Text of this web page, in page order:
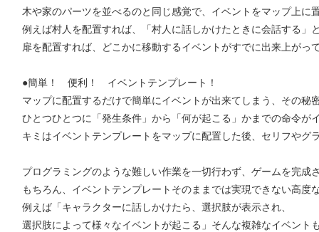
木や家のパーツを並べるのと同じ感覚で、イベントをマップ上に
例えば村人を配置すれば、「村人に話しかけたときに会話する」
扉を配置すれば、どこかに移動するイベントがすでに出来上がっ
●簡単！ 便利！ イベントテンプレート！
マップに配置するだけで簡単にイベントが出来てしまう、その秘
ひとつひとつに「発生条件」から「何が起こる」かまでの命令が
キミはイベントテンプレートをマップに配置した後、セリフやグ
プログラミングのような難しい作業を一切行わず、ゲームを完成
もちろん、イベントテンプレートそのままでは実現できない高度
例えば「キャラクターに話しかけたら、選択肢が表示され、
選択肢によって様々なイベントが起こる」そんな複雑なイベント